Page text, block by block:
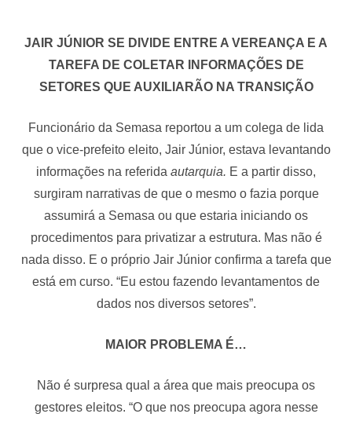
JAIR JÚNIOR SE DIVIDE ENTRE A VEREANÇA E A
TAREFA DE COLETAR INFORMAÇÕES DE
SETORES QUE AUXILIARÃO NA TRANSIÇÃO
Funcionário da Semasa reportou a um colega de lida
que o vice-prefeito eleito, Jair Júnior, estava levantando
informações na referida autarquia. E a partir disso,
surgiram narrativas de que o mesmo o fazia porque
assumirá a Semasa ou que estaria iniciando os
procedimentos para privatizar a estrutura. Mas não é
nada disso. E o próprio Jair Júnior confirma a tarefa que
está em curso. “Eu estou fazendo levantamentos de
dados nos diversos setores”.
MAIOR PROBLEMA É…
Não é surpresa qual a área que mais preocupa os
gestores eleitos. “O que nos preocupa agora nesse